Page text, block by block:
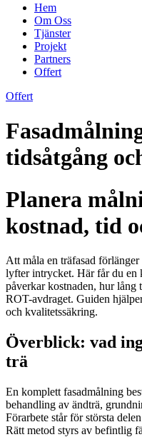
Hem
Om Oss
Tjänster
Projekt
Partners
Offert
Offert
tidsåtgång
Planera
kostnad, tid
Att måla en träfasad
lyfter intrycket. Här får du en
påverkar kostnaden, hur lång
ROT-avdraget. Guiden
och kvalitetssäkring.
Överblick: vad
trä
En komplett fasadmålning
behandling av ändträ,
Förarbete står för största
Rätt metod styrs av befintlig